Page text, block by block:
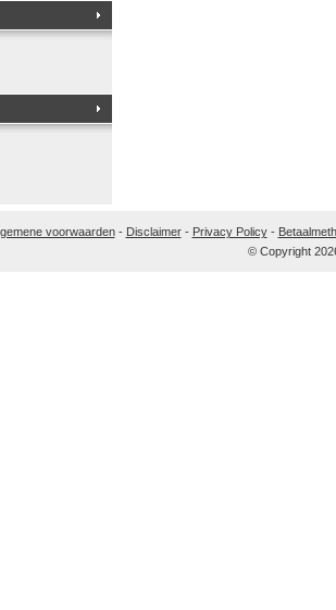
voorwaarden- Disclaimer- Privacy Policy-
© Copyright